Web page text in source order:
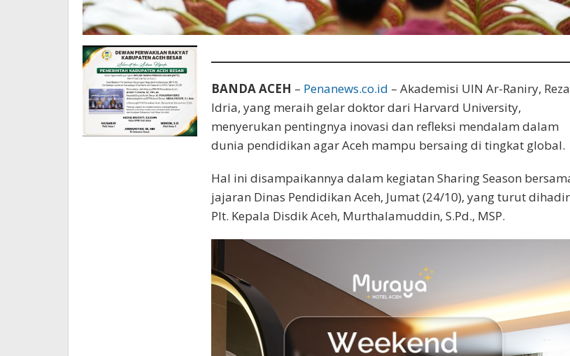
BANDA ACEH – Penanews.co.id – Akademisi UIN Ar-Raniry, Reza
Idria, yang meraih gelar doktor dari Harvard University,
menyerukan pentingnya inovasi dan refleksi mendalam dalam
dunia pendidikan agar Aceh mampu bersaing di tingkat global.
Hal ini disampaikannya dalam kegiatan Sharing Season
jajaran Dinas Pendidikan Aceh, Jumat (24/10), yang turut
Plt. Kepala Disdik Aceh, Murthalamuddin, S.Pd., MSP.